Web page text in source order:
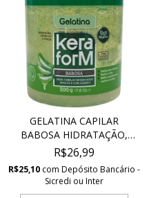
GELATINA CAPILAR
BABOSA HIDRATAÇÃO,
DEFI...
R$26,99
R$25,10 com Depósito Bancário -
Sicredi ou Inter